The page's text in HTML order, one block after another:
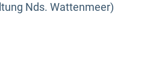
Nds. Wattenmeer)